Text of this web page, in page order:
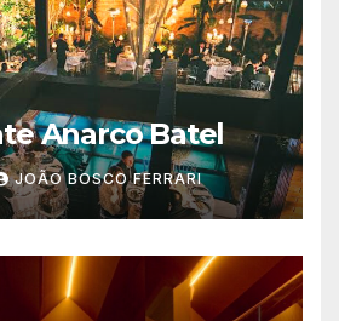
Anarco Batel
JOÃO BOSCO FERRARI